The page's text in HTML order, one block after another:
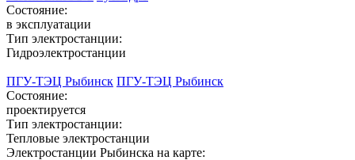
Состояние:
в эксплуатации
Тип электростанции:
Гидроэлектростанции
ПГУ-ТЭЦ Рыбинск ПГУ-ТЭЦ Рыбинск
Состояние:
проектируется
Тип электростанции:
Тепловые электростанции
Электростанции Рыбинска на карте: